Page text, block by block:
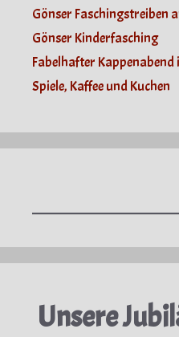
Gönser Faschingstreiben
Gönser Kinderfasching
Fabelhafter
Spiele, Kaffee und Kuchen
Unsere